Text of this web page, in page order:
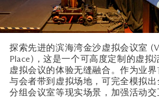
探索先进的滨海湾金沙虚拟会议室
Place)，这是一个可高度定制的虚拟
虚拟会议的体验无缝融合。作为业
与会者带到虚拟场地，可完全模拟
分组会议室等现实场景，加强活动交